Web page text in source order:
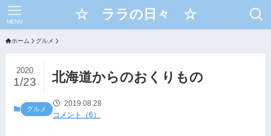
☆ ララの日々 ☆
MENU
ホーム グルメ
北海道からのおくりもの
2020
1/23
グルメ
2019.08.28
コメント（6）